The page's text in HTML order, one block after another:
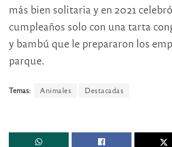
más bien solitaria y en 2021
cumpleaños solo con una tarta
y bambú que le prepararon los
parque.
Temas: Animales Destacadas